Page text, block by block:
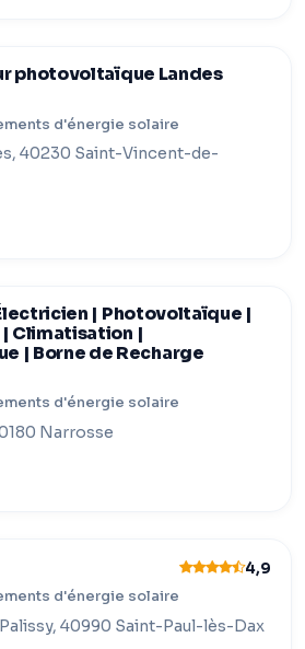
photovoltaïque Landes
d'énergie solaire
40230 Saint-Vincent-de-
| Photovoltaïque |
| Climatisation |
| Borne de Recharge
d'énergie solaire
Narrosse
4,9
d'énergie solaire
40990 Saint-Paul-lès-Dax